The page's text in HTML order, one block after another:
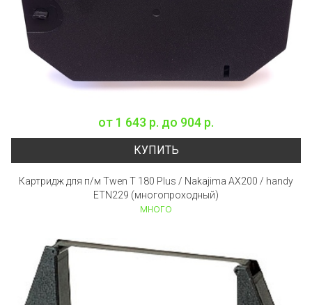
от 1 643 р. до 904 р.
КУПИТЬ
Картридж для п/м Twen T 180 Plus / Nakajima AX200 / handy
ETN229 (многопроходный)
много